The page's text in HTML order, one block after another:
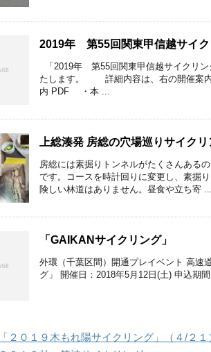
2019年 第55回関東甲信越サイ
「2019年 第55回関東甲信越サイクリ
たします。 詳細内容は、右の開催案
内 PDF ・本 ...
上総湊発 房総の穴場巡りサイク
房総には素掘りトンネルがたくさんある
です。コースを時計回りに変更し、素掘
険しい林道はありません。昼食や立ち寄 ...
「GAIKANサイクリング」
外環（千葉区間）開通プレイベント 高速
グ」 開催日：2018年5月12日(土) 申込期
「２０１９木もれ陽サイクリング」（４/２